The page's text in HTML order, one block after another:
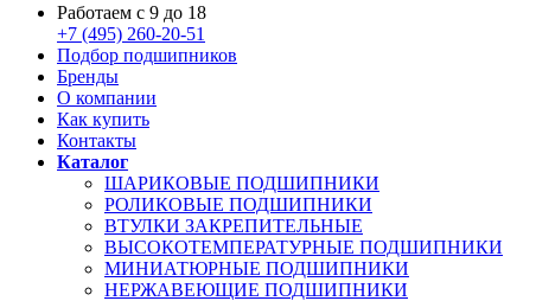
Работаем с 9 до 18
+7 (495) 260-20-51
Подбор подшипников
Бренды
О компании
Как купить
Контакты
Каталог
ШАРИКОВЫЕ ПОДШИПНИКИ
РОЛИКОВЫЕ ПОДШИПНИКИ
ВТУЛКИ ЗАКРЕПИТЕЛЬНЫЕ
ВЫСОКОТЕМПЕРАТУРНЫЕ ПОДШИПНИКИ
МИНИАТЮРНЫЕ ПОДШИПНИКИ
НЕРЖАВЕЮЩИЕ ПОДШИПНИКИ